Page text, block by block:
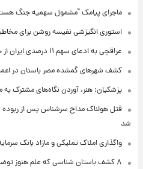
ماجرای پیامک "مشمول سهمیه جنگ
استوری انگیزشی نفیسه روشن برای
عراقچی به ادعای سهم ۱۱ درصدی ایران از خزر پاسخ داد
کشف شهرهای گمشده مصر باستان در
پزشکیان: هنر، آوردن نگاه‌های مشترک
قتل هولناک مداح سرشناس پس از ربوده
شد
واگذاری املاک تملیکی و مازاد بانک
۸ کشف باستان شناسی که علم هنوز توضیحی برای آنها ندارد+ تصاویر